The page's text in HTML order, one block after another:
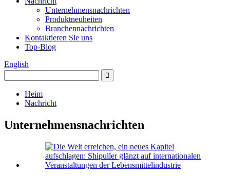
Unternehmensnachrichten
Produktneuheiten
Branchennachrichten
Kontaktieren Sie uns
Top-Blog
English
Heim
Nachricht
Unternehmensnachrichten